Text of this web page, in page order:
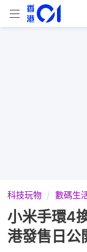
科技玩物 數碼生
小米手環4
港發售日公